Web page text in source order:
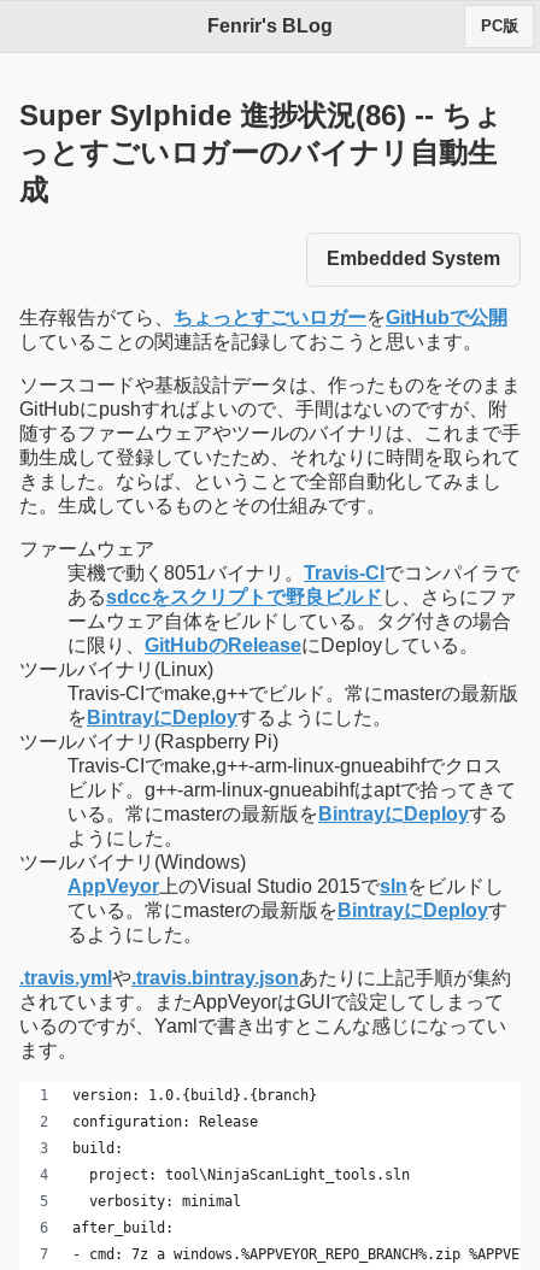
Fenrir's BLog PC版
Super Sylphide 進捗状況(86) -- ちょ
っとすごいロガーのバイナリ自動生
成
Embedded System
生存報告がてら、 ちょっとすごいロガーをGitHubで公開
していることの関連話を記録しておこうと思います。
ソースコードや基板設計データは、作ったものをそのまま
GitHubにpushすればよいので、手間はないのですが、附
随するファームウェアやツールのバイナリは、これまで手
動生成して登録していたため、それなりに時間を取られて
きました。ならば、ということで全部自動化してみまし
た。生成しているものとその仕組みです。
ファームウェア
実機で動く8051バイナリ。 Travis-CI でコンパイラで
あるsdccをスクリプトで野良ビルド し、さらにファ
ームウェア自体をビルドしている。タグ付きの場合
に限り、 GitHubのReleaseにDeployしている。
ツールバイナリ(Linux)
Travis-CIでmake,g++でビルド。常にmasterの最新版
を BintrayにDeployするようにした。
ツールバイナリ(Raspberry Pi)
Travis-CIでmake,g++-arm-linux-gnueabihfでクロス
ビルド。g++-arm-linux-gnueabihfはaptで拾ってきて
いる。常にmasterの最新版を BintrayにDeployする
ようにした。
ツールバイナリ(Windows)
AppVeyor 上のVisual Studio 2015でslnをビルドし
ている。常にmasterの最新版を BintrayにDeployす
るようにした。
.travis.yml や.travis.bintray.jsonあたりに上記手順が集約
されています。またAppVeyorはGUIで設定してしまって
いるのですが、Yamlで書き出すとこんな感じになってい
ます。
version: 1.0.{build}.{branch}
configuration: Release
build:
  project: tool\NinjaScanLight_tools.sln
  verbosity: minimal
after_build:
- cmd: 7z a windows.%APPVEYOR_REPO_BRANCH%.zip